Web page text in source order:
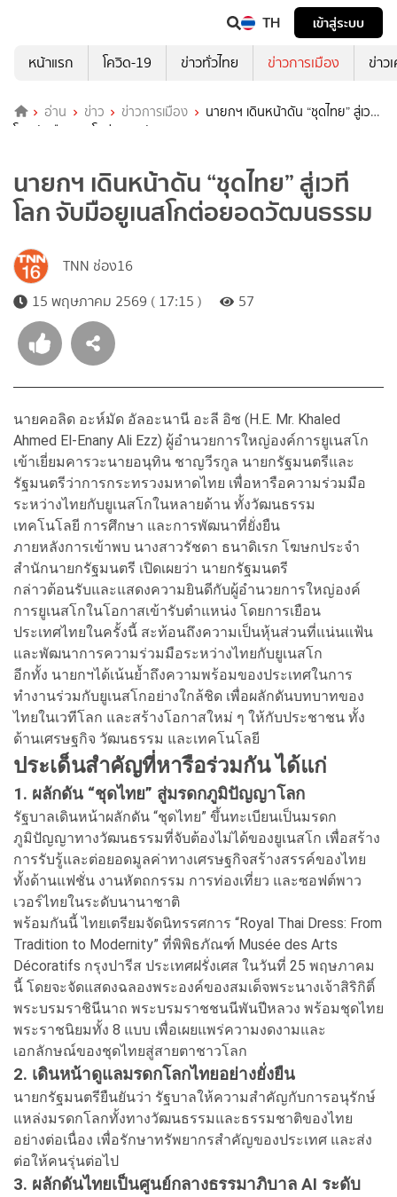
TH
เข้าสู่ระบบ
หน้าแรก
โควิด-19 ข่าวทั่วไทย ข่าวการเมือง ข่าว
อ่าน ข่าว ข่าวการเมือง
นายกฯ เดินหน้าดัน “ชุดไทย” สู่เวที
โลก จับมือยูเนสโกต่อยอดวัฒนธรรม
นายกฯ เดินหน้าดัน “ชุดไทย” สู่เวที
โลก จับมือยูเนสโกต่อยอดวัฒนธรรม
TNN ช่อง16
15 พฤษภาคม 2569 ( 17:15 )
57
นายคอลิด อะห์มัด อัลอะนานี อะลี อิซ (H.E. Mr. Khaled
Ahmed El-Enany Ali Ezz) ผู้อำนวยการใหญ่องค์การยูเนสโก
เข้าเยี่ยมคารวะนายอนุทิน ชาญวีรกูล นายกรัฐมนตรีและ
รัฐมนตรีว่าการกระทรวงมหาดไทย เพื่อหารือความร่วมมือ
ระหว่างไทยกับยูเนสโกในหลายด้าน ทั้งวัฒนธรรม
เทคโนโลยี การศึกษา และการพัฒนาที่ยั่งยืน
ภายหลังการเข้าพบ นางสาวรัชดา ธนาดิเรก โฆษกประจำ
สำนักนายกรัฐมนตรี เปิดเผยว่า นายกรัฐมนตรี
กล่าวต้อนรับและแสดงความยินดีกับผู้อำนวยการใหญ่องค์
การยูเนสโกในโอกาสเข้ารับตำแหน่ง โดยการเยือน
ประเทศไทยในครั้งนี้ สะท้อนถึงความเป็นหุ้นส่วนที่แน่นแฟ้น
และพัฒนาการความร่วมมือระหว่างไทยกับยูเนสโก
อีกทั้ง นายกฯได้เน้นย้ำถึงความพร้อมของประเทศในการ
ทำงานร่วมกับยูเนสโกอย่างใกล้ชิด เพื่อผลักดันบทบาทของ
ไทยในเวทีโลก และสร้างโอกาสใหม่ ๆ ให้กับประชาชน ทั้ง
ด้านเศรษฐกิจ วัฒนธรรม และเทคโนโลยี
ประเด็นสำคัญที่หารือร่วมกัน ได้แก่
1. ผลักดัน “ชุดไทย” สู่มรดกภูมิปัญญาโลก
รัฐบาลเดินหน้าผลักดัน “ชุดไทย” ขึ้นทะเบียนเป็นมรดก
ภูมิปัญญาทางวัฒนธรรมที่จับต้องไม่ได้ของยูเนสโก เพื่อสร้าง
การรับรู้และต่อยอดมูลค่าทางเศรษฐกิจสร้างสรรค์ของไทย
ทั้งด้านแฟชั่น งานหัตถกรรม การท่องเที่ยว และซอฟต์พาว
เวอร์ไทยในระดับนานาชาติ
พร้อมกันนี้ ไทยเตรียมจัดนิทรรศการ “Royal Thai Dress: From
Tradition to Modernity” ที่พิพิธภัณฑ์ Musée des Arts
Décoratifs กรุงปารีส ประเทศฝรั่งเศส ในวันที่ 25 พฤษภาคม
นี้ โดยจะจัดแสดงฉลองพระองค์ของสมเด็จพระนางเจ้าสิริกิติ์
พระบรมราชินีนาถ พระบรมราชชนนีพันปีหลวง พร้อมชุดไทย
พระราชนิยมทั้ง 8 แบบ เพื่อเผยแพร่ความงดงามและ
เอกลักษณ์ของชุดไทยสู่สายตาชาวโลก
2. เดินหน้าดูแลมรดกโลกไทยอย่างยั่งยืน
นายกรัฐมนตรียืนยันว่า รัฐบาลให้ความสำคัญกับการอนุรักษ์
แหล่งมรดกโลกทั้งทางวัฒนธรรมและธรรมชาติของไทย
อย่างต่อเนื่อง เพื่อรักษาทรัพยากรสำคัญของประเทศ และส่ง
ต่อให้คนรุ่นต่อไป
3. ผลักดันไทยเป็นศูนย์กลางธรรมาภิบาล AI ระดับ